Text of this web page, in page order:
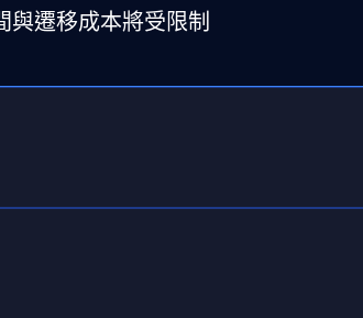
與遷移成本將受限制